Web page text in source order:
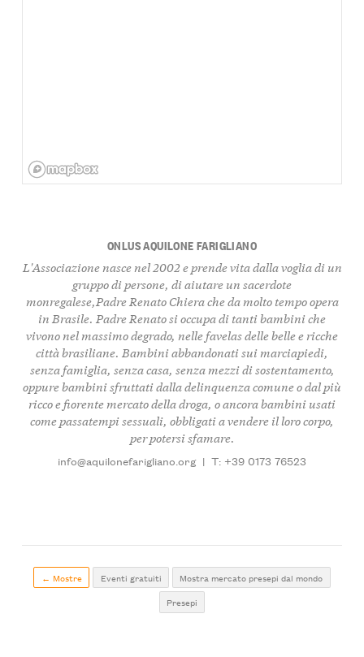
ONLUS AQUILONE FARIGLIANO
L'Associazione nasce nel 2002 e prende vita dalla voglia di un
gruppo di persone, di aiutare un sacerdote
monregalese,Padre Renato Chiera che da molto tempo opera
in Brasile. Padre Renato si occupa di tanti bambini che
vivono nel massimo degrado, nelle favelas delle belle e ricche
città brasiliane. Bambini abbandonati sui marciapiedi,
senza famiglia, senza casa, senza mezzi di sostentamento,
oppure bambini sfruttati dalla delinquenza comune o dal più
ricco e fiorente mercato della droga, o ancora bambini usati
come passatempi sessuali, obbligati a vendere il loro corpo,
per potersi sfamare.
info@aquilonefarigliano.org | T: +39 0173 76523
← Mostre Eventi gratuiti
Mostra mercato presepi dal mondo
Presepi